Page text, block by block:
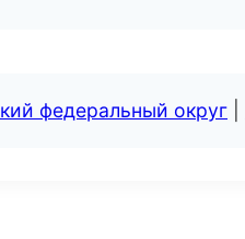
федеральный округ